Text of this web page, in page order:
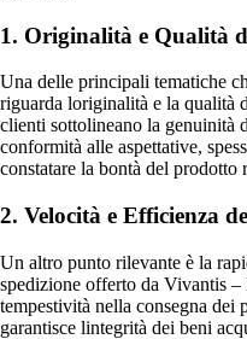
1. Originalità e Qualità
Una delle principali tematiche
riguarda loriginalità e la qualità
clienti sottolineano la genuinità
conformità alle aspettative,
constatare la bontà del prodotto
2. Velocità e Efficienza
Un altro punto rilevante è la
spedizione offerto da Vivantis
tempestività nella consegna
garantisce lintegrità dei beni